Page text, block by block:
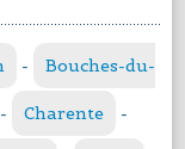
- Bouches-du-
- Charente -